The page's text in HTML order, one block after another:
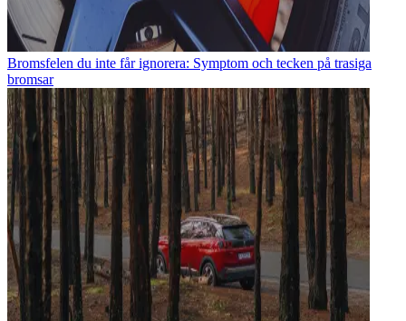
Bromsfelen du inte får ignorera: Symptom och tecken på trasiga
bromsar